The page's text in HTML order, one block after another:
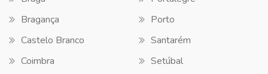
Bragança
Castelo Branco
Coimbra
Porto
Santarém
Setúbal